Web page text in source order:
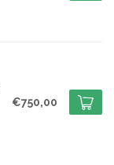
€750,00